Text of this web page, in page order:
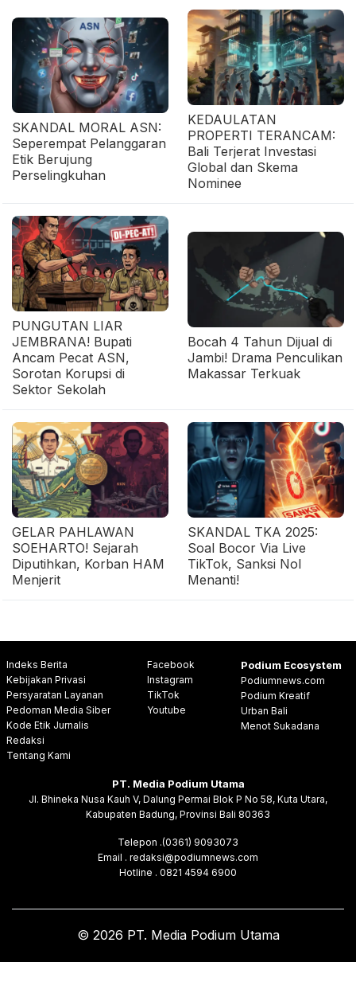
SKANDAL MORAL ASN:
Seperempat Pelanggaran
Etik Berujung
Perselingkuhan
KEDAULATAN
PROPERTI TERANCAM:
Bali Terjerat Investasi
Global dan Skema
Nominee
PUNGUTAN LIAR
JEMBRANA! Bupati
Ancam Pecat ASN,
Sorotan Korupsi di
Sektor Sekolah
Bocah 4 Tahun Dijual di
Jambi! Drama Penculikan
Makassar Terkuak
GELAR PAHLAWAN
SOEHARTO! Sejarah
Diputihkan, Korban HAM
Menjerit
SKANDAL TKA 2025:
Soal Bocor Via Live
TikTok, Sanksi Nol
Menanti!
Indeks Berita
Kebijakan Privasi
Persyaratan Layanan
Pedoman Media Siber
Kode Etik Jurnalis
Redaksi
Tentang Kami
Facebook
Instagram
TikTok
Youtube
Podium Ecosystem
Podiumnews.com
Podium Kreatif
Urban Bali
Menot Sukadana
PT. Media Podium Utama
Jl. Bhineka Nusa Kauh V, Dalung Permai Blok P No 58, Kuta Utara,
Kabupaten Badung, Provinsi Bali 80363
Telepon .(0361) 9093073
Email . redaksi@podiumnews.com
Hotline . 0821 4594 6900
© 2026 PT. Media Podium Utama